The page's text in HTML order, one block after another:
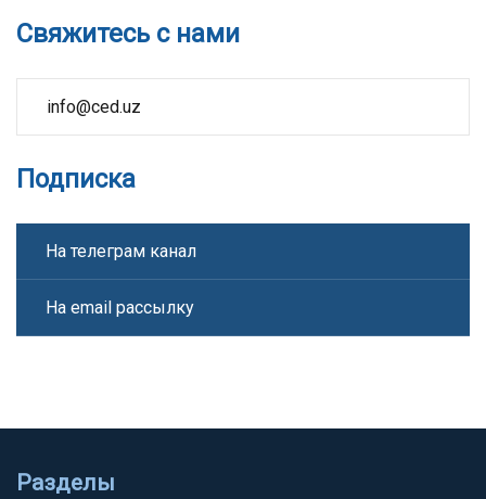
Свяжитесь с нами
info@ced.uz
Подписка
На телеграм канал
На email рассылку
Разделы